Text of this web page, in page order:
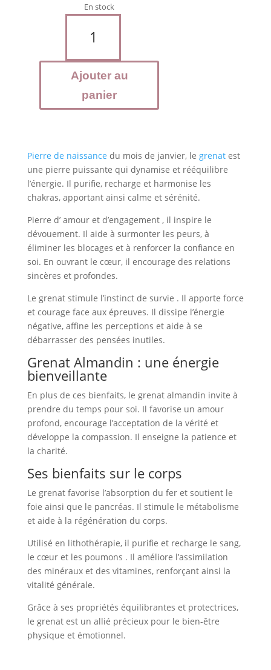
En stock
-
Perles
Ajouter au
panier
Pierre de naissance du mois de janvier, le grenatest
une pierre puissante qui dynamise et rééquilibre
l’énergie. Il purifie, recharge et harmonise les
chakras, apportant ainsi calme et sérénité.
Pierre d’ amour et d’engagement , il inspire le
dévouement. Il aide à surmonter les peurs, à
éliminer les blocages et à renforcer la confiance en
soi. En ouvrant le cœur, il encourage des relations
sincères et profondes.
Le grenat stimule l’instinct de survie . Il apporte force
et courage face aux épreuves. Il dissipe l’énergie
négative, affine les perceptions et aide à se
débarrasser des pensées inutiles.
Grenat Almandin : une énergie
bienveillante
En plus de ces bienfaits, le grenat almandin invite à
prendre du temps pour soi. Il favorise un amour
profond, encourage l’acceptation de la vérité et
développe la compassion. Il enseigne la patience et
la charité.
Ses bienfaits sur le corps
Le grenat favorise l’absorption du fer et soutient le
foie ainsi que le pancréas. Il stimule le métabolisme
et aide à la régénération du corps.
Utilisé en lithothérapie, il purifie et recharge le sang,
le cœur et les poumons . Il améliore l’assimilation
des minéraux et des vitamines, renforçant ainsi la
vitalité générale.
Grâce à ses propriétés équilibrantes et protectrices,
le grenat est un allié précieux pour le bien-être
physique et émotionnel.